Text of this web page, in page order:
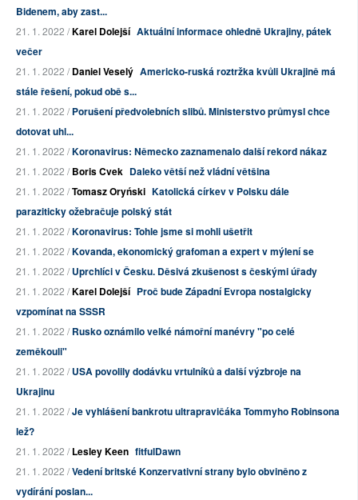
Bidenem, aby zast...
21. 1. 2022 /Karel Dolejší Aktuální informace ohledně Ukrajiny, pátek
večer
21. 1. 2022 /Daniel Veselý Americko-ruská roztržka kvůli Ukrajině má
stále řešení, pokud obě s...
21. 1. 2022 /Porušení předvolebních slibů. Ministerstvo průmysl chce
dotovat uhl...
21. 1. 2022 /Koronavirus: Německo zaznamenalo další rekord nákaz
21. 1. 2022 /Boris Cvek Daleko větší než vládní většina
21. 1. 2022 /Tomasz Oryński Katolická církev v Polsku dále
paraziticky ožebračuje polský stát
21. 1. 2022 /Koronavirus: Tohle jsme si mohli ušetřit
21. 1. 2022 /Kovanda, ekonomický grafoman a expert v mýlení se
21. 1. 2022 /Uprchlíci v Česku. Děsivá zkušenost s českými úřady
21. 1. 2022 /Karel Dolejší Proč bude Západní Evropa nostalgicky
vzpomínat na SSSR
21. 1. 2022 /Rusko oznámilo velké námořní manévry "po celé
zeměkouli"
21. 1. 2022 /USA povolily dodávku vrtulníků a další výzbroje na
Ukrajinu
21. 1. 2022 /Je vyhlášení bankrotu ultrapravičáka Tommyho Robinsona
lež?
21. 1. 2022 /Lesley Keen fitfulDawn
21. 1. 2022 /Vedení britské Konzervativní strany bylo obviněno z
vydírání poslan...